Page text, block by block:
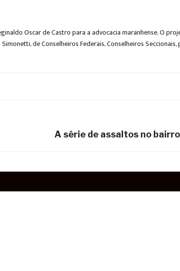
Oscar de Castro para a advocacia maranhense. O
de Conselheiros Federais, Conselheiros
A série de assaltos no